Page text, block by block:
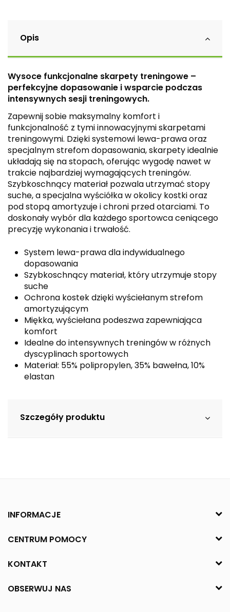
Opis
Wysoce funkcjonalne skarpety treningowe –
perfekcyjne dopasowanie i wsparcie podczas
intensywnych sesji treningowych.
Zapewnij sobie maksymalny komfort i
funkcjonalność z tymi innowacyjnymi skarpetami
treningowymi. Dzięki systemowi lewa-prawa oraz
specjalnym strefom dopasowania, skarpety idealnie
układają się na stopach, oferując wygodę nawet w
trakcie najbardziej wymagających treningów.
Szybkoschnący materiał pozwala utrzymać stopy
suche, a specjalna wyściółka w okolicy kostki oraz
pod stopą amortyzuje i chroni przed otarciami. To
doskonały wybór dla każdego sportowca ceniącego
precyzję wykonania i trwałość.
System lewa-prawa dla indywidualnego
dopasowania
Szybkoschnący materiał, który utrzymuje stopy
suche
Ochrona kostek dzięki wyściełanym strefom
amortyzującym
Miękka, wyściełana podeszwa zapewniająca
komfort
Idealne do intensywnych treningów w różnych
dyscyplinach sportowych
Materiał: 55% polipropylen, 35% bawełna, 10%
elastan
Szczegóły produktu
INFORMACJE
CENTRUM POMOCY
KONTAKT
OBSERWUJ NAS